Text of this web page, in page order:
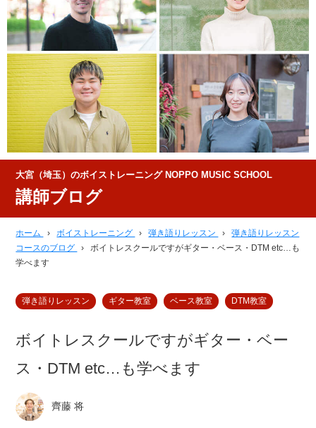
大宮（埼玉）のボイストレーニング NOPPO MUSIC SCHOOL
講師ブログ
ホーム › ボイストレーニング › 弾き語りレッスン ›
弾き語りレッスン
コースのブログ
›
ボイトレスクールですがギター・ベース・DTM etc…も
学べます
弾き語りレッスン ギター教室 ベース教室 DTM教室
ボイトレスクールですがギター・ベー
ス・DTM etc…も学べます
齊藤 将